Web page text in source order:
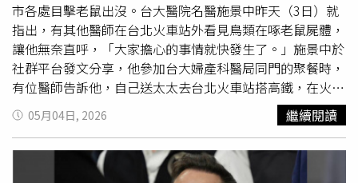
由 Ceriani Szostak 設計的 Chain 收納櫃，靈感汲取自珠寶
中的鏈結元素，拼圖式卡榫結構讓收納變成創作，能自由選
用顏色、材質、尺寸，甚至能組出像藝術裝置一樣的牆面—
實用與裝飾同時成立。（圖／品牌提供）Lewis
Kemmenoe 設計的 Macula 系列有茶几與摺疊屏風兩件作
品。Macula摺疊屏風不只是分隔空間，更像一件立體畫
作，讓室內多了一個可以隨時改變的視覺焦點。同系列的茶
几也延續拼接概念，木材與金屬交錯，精緻但不張揚。（圖
／品牌提供）此外，FENDI Casa Studio 推出 Echo 鏡面作
市各處目擊老鼠出沒。台大醫院名醫施景中昨天（3日）就
指出，有其他醫師在台北火車站外看見鳥類在啄老鼠屍體，
讓他無奈直呼，「大家擔心的事情就快發生了。」施景中於
社群平台發文分享，他參加台大婦產科醫局同門的聚餐時，
有位醫師告訴他，自己送太太去台北火車站搭高鐵，在火車
站外圍的人行道上看到1隻死老鼠，旁邊還有2隻鳥在啄死老
鼠的肉，讓他忍不住直言，「看來，大家擔心的事情就快發
生了。」貼文曝光後，不少網友紛紛在底下留言，「我也在
台北車站外圍看過老鼠」、「我前幾天在通化街上也看到一
05月04日, 2026 繼續閱讀